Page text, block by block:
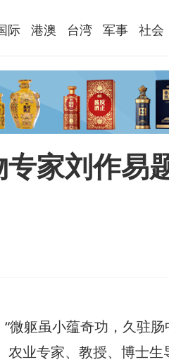
际 港澳 台湾 军事 社会
家刘作易
“微躯虽小蕴奇功，久驻
农业专家、教授、博士